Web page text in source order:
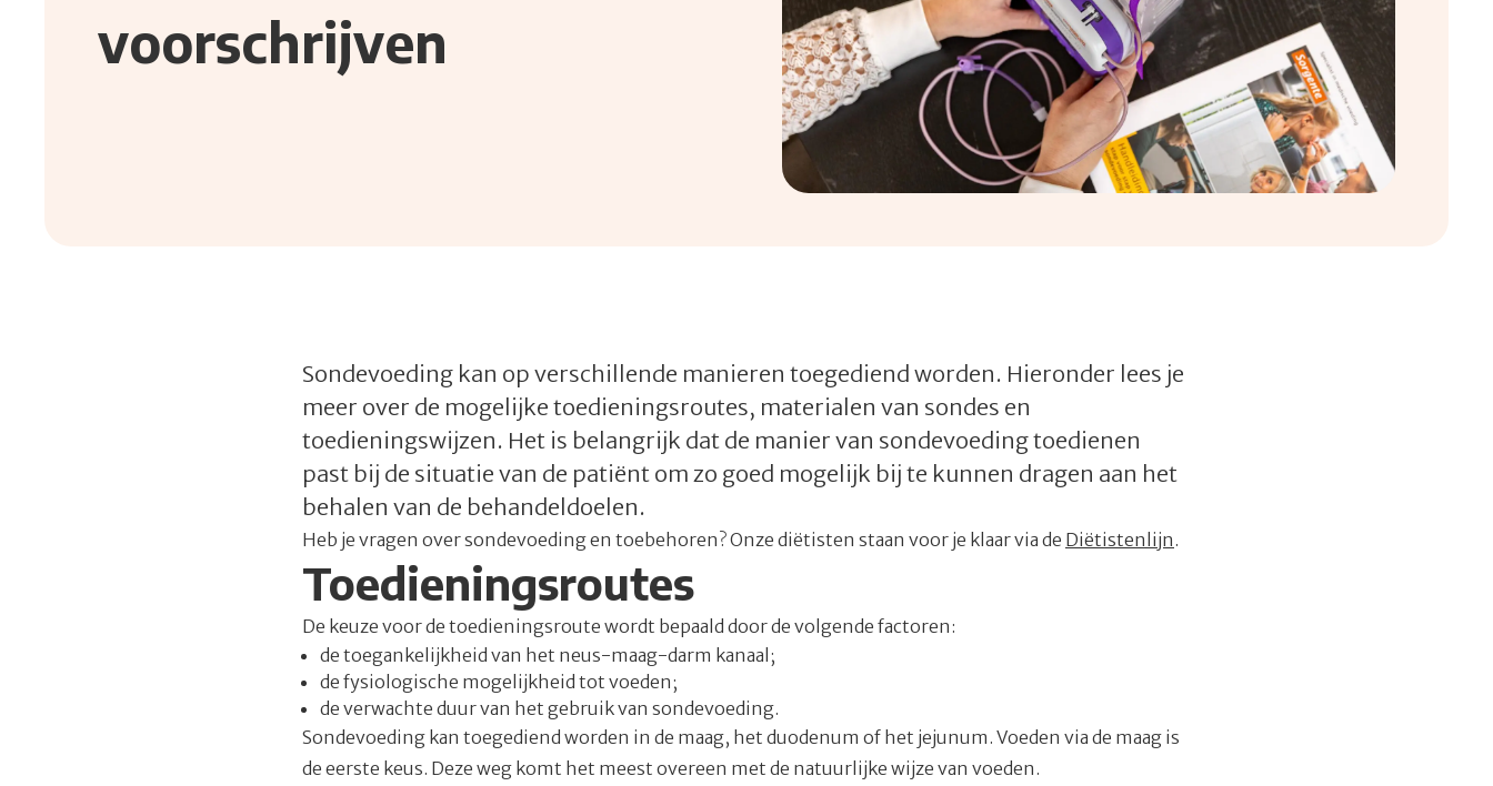
voorschrijven
Sondevoeding kan op verschillende manieren toegediend worden. Hieronder lees je
meer over de mogelijke toedieningsroutes, materialen van sondes en
toedieningswijzen. Het is belangrijk dat de manier van sondevoeding toedienen
past bij de situatie van de patiënt om zo goed mogelijk bij te kunnen dragen aan het
behalen van de behandeldoelen.
Heb je vragen over sondevoeding en toebehoren? Onze diëtisten staan voor je klaar via de Diëtistenlijn.
Toedieningsroutes
De keuze voor de toedieningsroute wordt bepaald door de volgende factoren:
de toegankelijkheid van het neus-maag-darm kanaal;
de fysiologische mogelijkheid tot voeden;
de verwachte duur van het gebruik van sondevoeding.
Sondevoeding kan toegediend worden in de maag, het duodenum of het jejunum. Voeden via de maag is
de eerste keus. Deze weg komt het meest overeen met de natuurlijke wijze van voeden.